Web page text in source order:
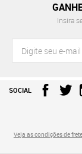
Insira
SOCIAL
Veja as condições de frete